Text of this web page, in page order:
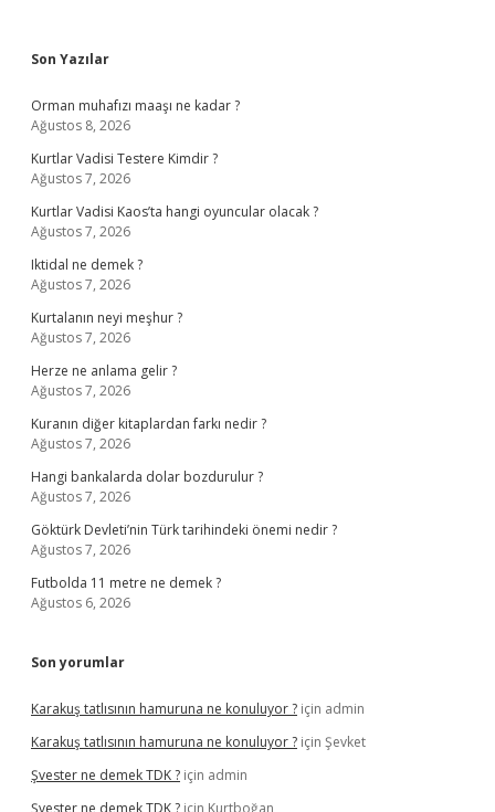
Sidebar
Son Yazılar
Orman muhafızı maaşı ne kadar ?
Ağustos 8, 2026
Kurtlar Vadisi Testere Kimdir ?
Ağustos 7, 2026
Kurtlar Vadisi Kaos’ta hangi oyuncular olacak ?
Ağustos 7, 2026
Iktidal ne demek ?
Ağustos 7, 2026
Kurtalanın neyi meşhur ?
Ağustos 7, 2026
Herze ne anlama gelir ?
Ağustos 7, 2026
Kuranın diğer kitaplardan farkı nedir ?
Ağustos 7, 2026
Hangi bankalarda dolar bozdurulur ?
Ağustos 7, 2026
Göktürk Devleti’nin Türk tarihindeki önemi nedir ?
Ağustos 7, 2026
Futbolda 11 metre ne demek ?
Ağustos 6, 2026
Son yorumlar
Karakuş tatlısının hamuruna ne konuluyor ? için admin
Karakuş tatlısının hamuruna ne konuluyor ? için Şevket
Şvester ne demek TDK ? için admin
Şvester ne demek TDK ? için Kurtboğan